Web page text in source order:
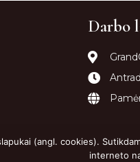
Darbo
(angl. cookies).
interneto